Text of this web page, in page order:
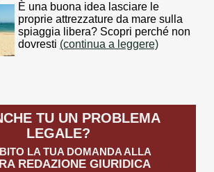
È una buona idea lasciare le
proprie attrezzature da mare sulla
spiaggia libera? Scopri perché non
dovresti (continua a leggere)
TU UN PROBLEMA
LEGALE?
LA TUA DOMANDA ALLA
REDAZIONE GIURIDICA